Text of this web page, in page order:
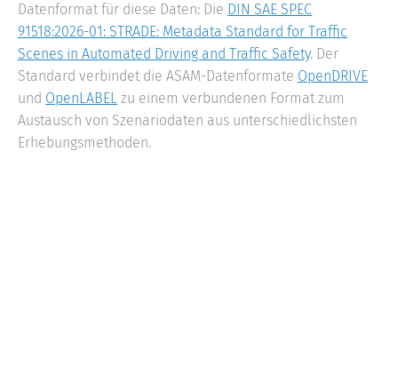
Datenformat für diese Daten: Die DIN SAE SPEC
91518:2026-01: STRADE: Metadata Standard for Traffic
Scenes in Automated Driving and Traffic Safety. Der
Standard verbindet die ASAM-Datenformate OpenDRIVE
und OpenLABEL zu einem verbundenen Format zum
Austausch von Szenariodaten aus unterschiedlichsten
Erhebungsmethoden.